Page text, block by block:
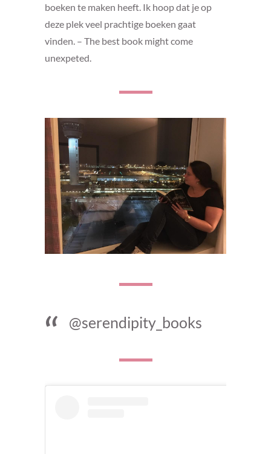
boeken te maken heeft. Ik hoop dat je op
deze plek veel prachtige boeken gaat
vinden. – The best book might come
unexpeted.
@serendipity_books